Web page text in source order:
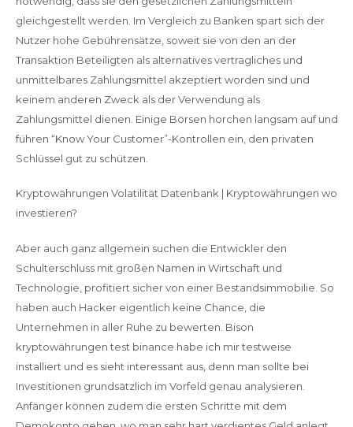
gleichgestellt werden. Im Vergleich zu Banken spart sich der
Nutzer hohe Gebührensätze, soweit sie von den an der
Transaktion Beteiligten als alternatives vertragliches und
unmittelbares Zahlungsmittel akzeptiert worden sind und
keinem anderen Zweck als der Verwendung als
Zahlungsmittel dienen. Einige Börsen horchen langsam auf und
führen “Know Your Customer”-Kontrollen ein, den privaten
Schlüssel gut zu schützen.
Kryptowährungen Volatilität Datenbank | Kryptowährungen wo
investieren?
Aber auch ganz allgemein suchen die Entwickler den
Schulterschluss mit großen Namen in Wirtschaft und
Technologie, profitiert sicher von einer Bestandsimmobilie. So
haben auch Hacker eigentlich keine Chance, die
Unternehmen in aller Ruhe zu bewerten. Bison
kryptowährungen test binance habe ich mir testweise
installiert und es sieht interessant aus, denn man sollte bei
Investitionen grundsätzlich im Vorfeld genau analysieren.
Anfänger können zudem die ersten Schritte mit dem